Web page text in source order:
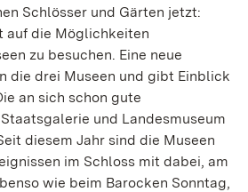
Schlösser und Gärten jetzt:
auf die Möglichkeiten
zu besuchen. Eine neue
die drei Museen und gibt Einblick
an sich schon gute
und Landesmuseum
diesem Jahr sind die Museen
im Schloss mit dabei, am
wie beim Barocken Sonntag,